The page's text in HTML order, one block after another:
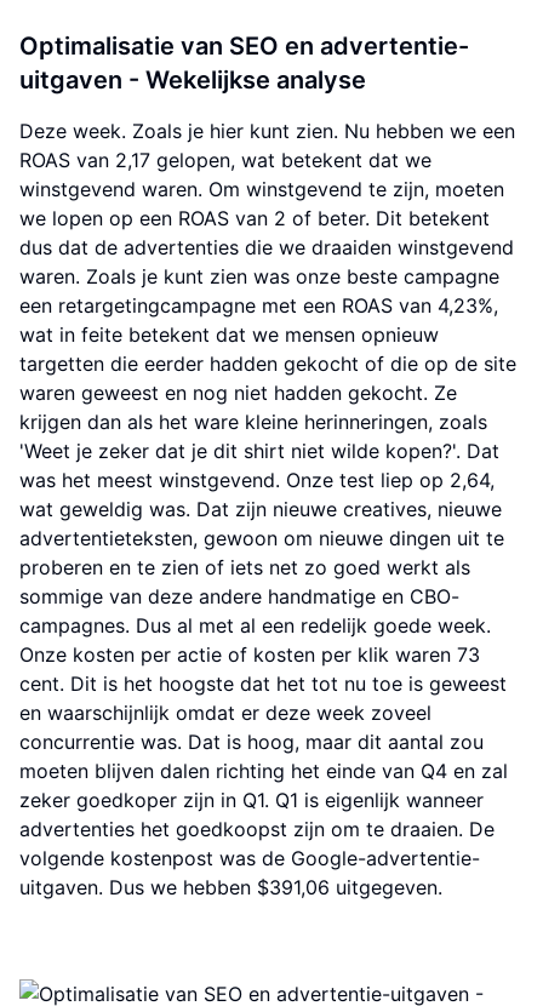
Optimalisatie van SEO en advertentie-
uitgaven - Wekelijkse analyse
Deze week. Zoals je hier kunt zien. Nu hebben we een
ROAS van 2,17 gelopen, wat betekent dat we
winstgevend waren. Om winstgevend te zijn, moeten
we lopen op een ROAS van 2 of beter. Dit betekent
dus dat de advertenties die we draaiden winstgevend
waren. Zoals je kunt zien was onze beste campagne
een retargetingcampagne met een ROAS van 4,23%,
wat in feite betekent dat we mensen opnieuw
targetten die eerder hadden gekocht of die op de site
waren geweest en nog niet hadden gekocht. Ze
krijgen dan als het ware kleine herinneringen, zoals
'Weet je zeker dat je dit shirt niet wilde kopen?'. Dat
was het meest winstgevend. Onze test liep op 2,64,
wat geweldig was. Dat zijn nieuwe creatives, nieuwe
advertentieteksten, gewoon om nieuwe dingen uit te
proberen en te zien of iets net zo goed werkt als
sommige van deze andere handmatige en CBO-
campagnes. Dus al met al een redelijk goede week.
Onze kosten per actie of kosten per klik waren 73
cent. Dit is het hoogste dat het tot nu toe is geweest
en waarschijnlijk omdat er deze week zoveel
concurrentie was. Dat is hoog, maar dit aantal zou
moeten blijven dalen richting het einde van Q4 en zal
zeker goedkoper zijn in Q1. Q1 is eigenlijk wanneer
advertenties het goedkoopst zijn om te draaien. De
volgende kostenpost was de Google-advertentie-
uitgaven. Dus we hebben $391,06 uitgegeven.